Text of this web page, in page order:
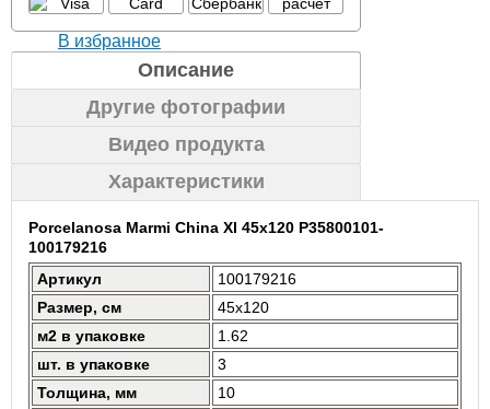
В избранное
Описание
Другие фотографии
Видео продукта
Характеристики
Porcelanosa Marmi China Xl 45x120 P35800101-
100179216
Артикул
100179216
Размер, см
45x120
м2 в упаковке
1.62
шт. в упаковке
3
Толщина, мм
10